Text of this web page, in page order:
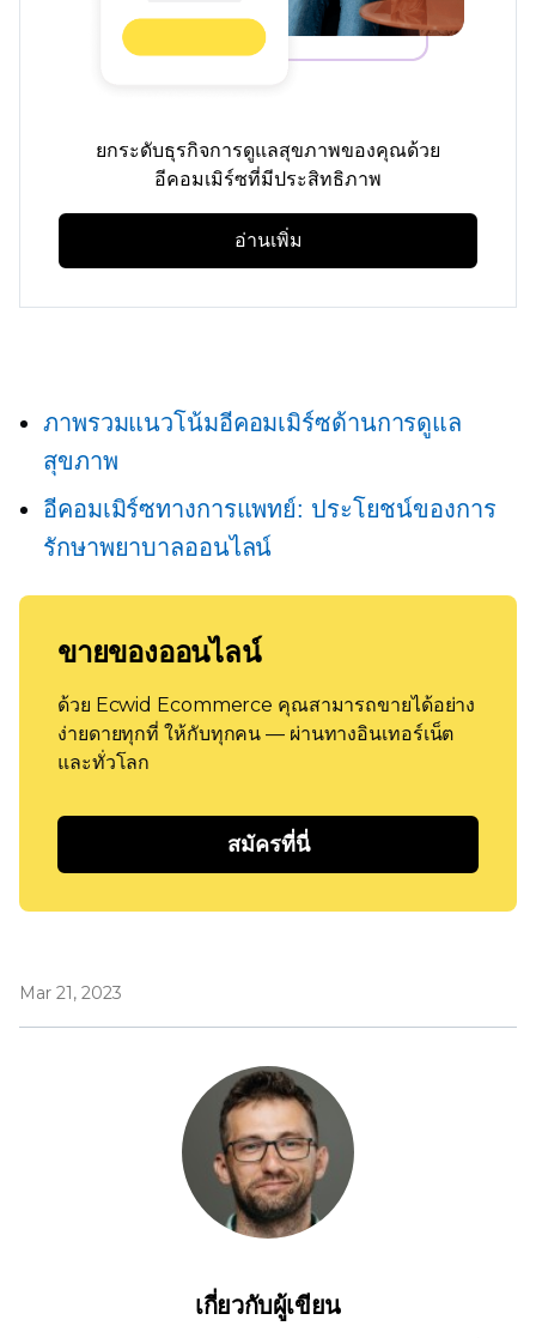
ยกระดับธุรกิจการดูแลสุขภาพของคุณด้วย
อีคอมเมิร์ซที่มีประสิทธิภาพ
อ่านเพิ่ม
ภาพรวมแนวโน้มอีคอมเมิร์ซด้านการดูแล
สุขภาพ
อีคอมเมิร์ซทางการแพทย์: ประโยชน์ของการ
รักษาพยาบาลออนไลน์
ขายของออนไลน์
ด้วย Ecwid Ecommerce คุณสามารถขายได้อย่าง
ง่ายดายทุกที่ ให้กับทุกคน — ผ่านทางอินเทอร์เน็ต
และทั่วโลก
สมัครที่นี่
Mar 21, 2023
เกี่ยวกับผู้เขียน